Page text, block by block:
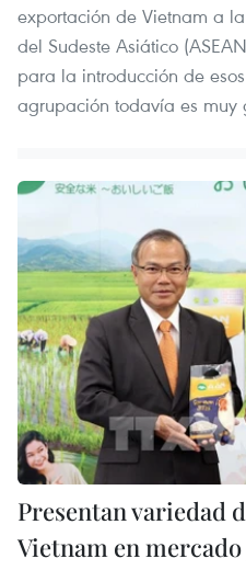
exportación de Vietnam a
del Sudeste Asiático
para la introducción de
agrupación todavía es muy
Presentan variedad
Vietnam en